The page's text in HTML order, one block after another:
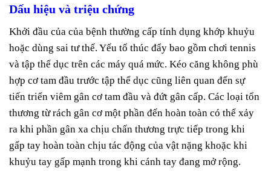
Dấu hiệu và triệu chứng
Khởi đầu của của bệnh thường cấp tính dụng khớp khuỷu
hoặc dùng sai tư thế. Yếu tố thúc đẩy bao gồm chơi tennis
và tập thể dục trên các máy quá mức. Kéo căng không phù
hợp cơ tam đầu trước tập thể dục cũng liên quan đến sự
tiến triển viêm gân cơ tam đầu và đứt gân cấp. Các loại tổn
thương từ rách gân cơ một phần đến hoàn toàn có thể xảy
ra khi phần gân xa chịu chấn thương trực tiếp trong khi
gấp tay hoàn toàn chịu tác động của vật nặng khoặc khi
khuỷu tay gấp mạnh trong khi cánh tay đang mở rộng.